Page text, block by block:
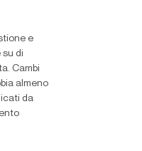
e
su di
Cambi
almeno
da